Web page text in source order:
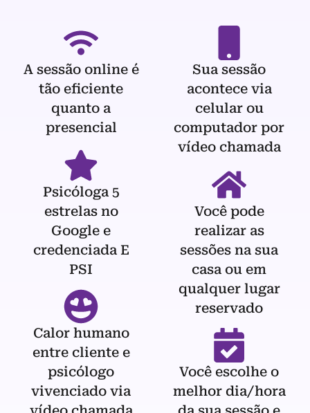
A sessão online é
tão eficiente
quanto a
presencial
Psicóloga 5
estrelas no
Google e
credenciada E
PSI
Calor humano
entre cliente e
psicólogo
vivenciado via
Sua sessão
acontece via
celular ou
computador por
vídeo chamada
Você pode
realizar as
sessões na sua
casa ou em
qualquer lugar
reservado
Você escolhe o
melhor dia/hora